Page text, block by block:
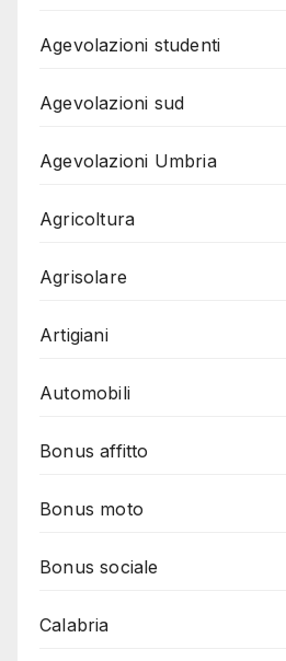
Agevolazioni studenti
Agevolazioni sud
Agevolazioni Umbria
Agricoltura
Agrisolare
Artigiani
Automobili
Bonus affitto
Bonus moto
Bonus sociale
Calabria